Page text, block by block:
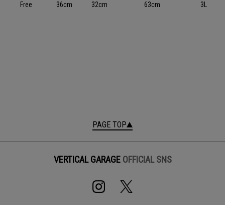
Free 36cm 32cm 63cm 3L
PAGE TOP
VERTICAL GARAGE OFFICIAL SNS